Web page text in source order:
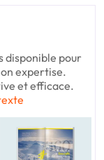
disponible pour
expertise.
et efficace.